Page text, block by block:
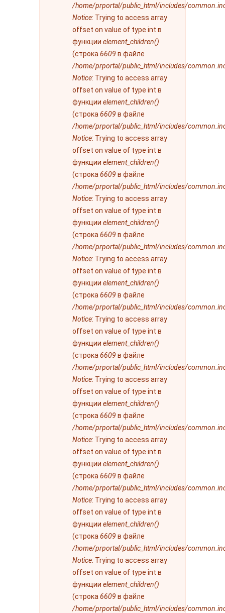
/home/prportal/public_html/includes/
Notice: Trying to access array
offset on value of type int в
функции element_children()
(строка 6609 в файле
/home/prportal/public_html/includes/
Notice: Trying to access array
offset on value of type int в
функции element_children()
(строка 6609 в файле
/home/prportal/public_html/includes/
Notice: Trying to access array
offset on value of type int в
функции element_children()
(строка 6609 в файле
/home/prportal/public_html/includes/
Notice: Trying to access array
offset on value of type int в
функции element_children()
(строка 6609 в файле
/home/prportal/public_html/includes/
Notice: Trying to access array
offset on value of type int в
функции element_children()
(строка 6609 в файле
/home/prportal/public_html/includes/
Notice: Trying to access array
offset on value of type int в
функции element_children()
(строка 6609 в файле
/home/prportal/public_html/includes/
Notice: Trying to access array
offset on value of type int в
функции element_children()
(строка 6609 в файле
/home/prportal/public_html/includes/
Notice: Trying to access array
offset on value of type int в
функции element_children()
(строка 6609 в файле
/home/prportal/public_html/includes/
Notice: Trying to access array
offset on value of type int в
функции element_children()
(строка 6609 в файле
/home/prportal/public_html/includes/
Notice: Trying to access array
offset on value of type int в
функции element_children()
(строка 6609 в файле
/home/prportal/public_html/includes/